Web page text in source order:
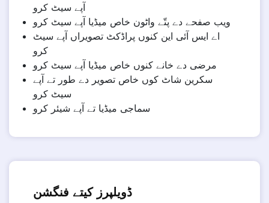
آپے سیٹ کرو
ویب صفحے دے پتّے واٹون خاص میڈیا آپے سیٹ کرو
اے ایس آئی این کنوں پراڈکٹ تصویراں آپے سیٹ
کرو
مرضی دے خانے کنوں خاص میڈیا آپے سیٹ کرو
سکرین شاٹ کوں خاص تصویر دے طور تے آپے
سیٹ کرو
سماجی میڈیا تے آپے شیئر کرو
ڈویلپرز کیتے فنگشن